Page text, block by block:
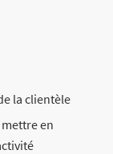
la clientèle
en